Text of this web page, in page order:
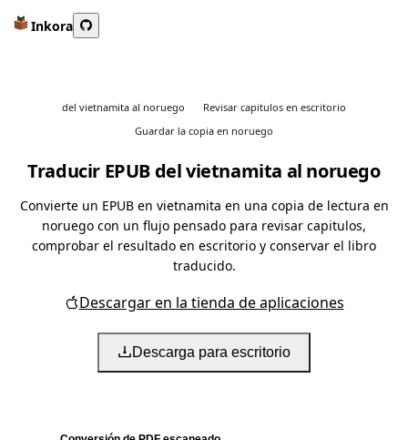
Inkora
del vietnamita al noruego
Revisar capitulos en escritorio
Guardar la copia en noruego
Traducir EPUB del vietnamita al noruego
Convierte un EPUB en vietnamita en una copia de lectura en
noruego con un flujo pensado para revisar capitulos,
comprobar el resultado en escritorio y conservar el libro
traducido.
Descargar en la tienda de aplicaciones
Descarga para escritorio